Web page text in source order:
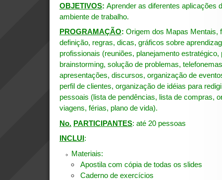
OBJETIVOS: Aprender as diferentes aplicações
ambiente de trabalho.
PROGRAMAÇÃO: Origem dos Mapas Mentais,
definição, regras, dicas, gráficos sobre
profissionais (reuniões, planejamento estratégico,
brainstorming, solução de problemas,
apresentações, discursos, organização de
perfil de clientes, organização de idéias para
pessoais (lista de pendências, lista de compras,
viagens, férias, plano de vida).
No. PARTICIPANTES: até 20 pessoas
INCLUI:
Materiais:
Apostila com cópia de todas os slides
Caderno de exercícios